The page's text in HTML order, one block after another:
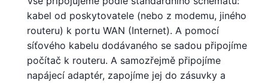
kabel od poskytovatele (nebo z modemu, jiného
routeru) k portu WAN (Internet). A pomocí
síťového kabelu dodávaného se sadou připojíme
počítač k routeru. A samozřejmě připojíme
napájecí adaptér, zapojíme jej do zásuvky a